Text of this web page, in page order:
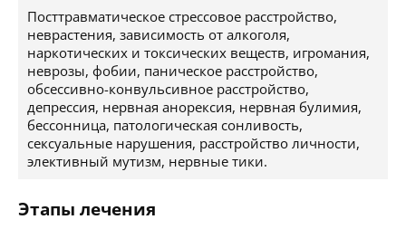
Посттравматическое стрессовое расстройство,
неврастения, зависимость от алкоголя,
наркотических и токсических веществ, игромания,
неврозы, фобии, паническое расстройство,
обсессивно-конвульсивное расстройство,
депрессия, нервная анорексия, нервная булимия,
бессонница, патологическая сонливость,
сексуальные нарушения, расстройство личности,
элективный мутизм, нервные тики.
Этапы лечения